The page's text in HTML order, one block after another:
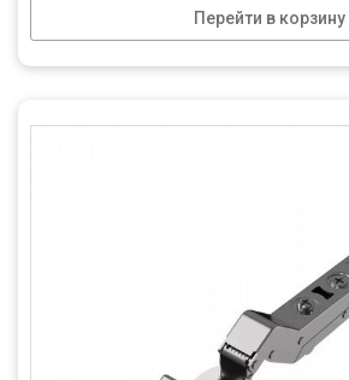
Перейти в корзину